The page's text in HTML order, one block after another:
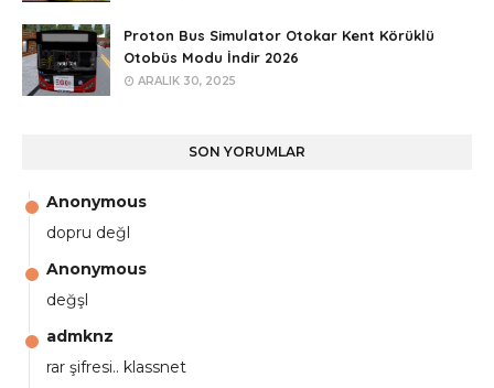
Proton Bus Simulator Otokar Kent Körüklü
Otobüs Modu İndir 2026
ARALIK 30, 2025
SON YORUMLAR
Anonymous
dopru değl
Anonymous
değşl
admknz
rar şifresi.. klassnet